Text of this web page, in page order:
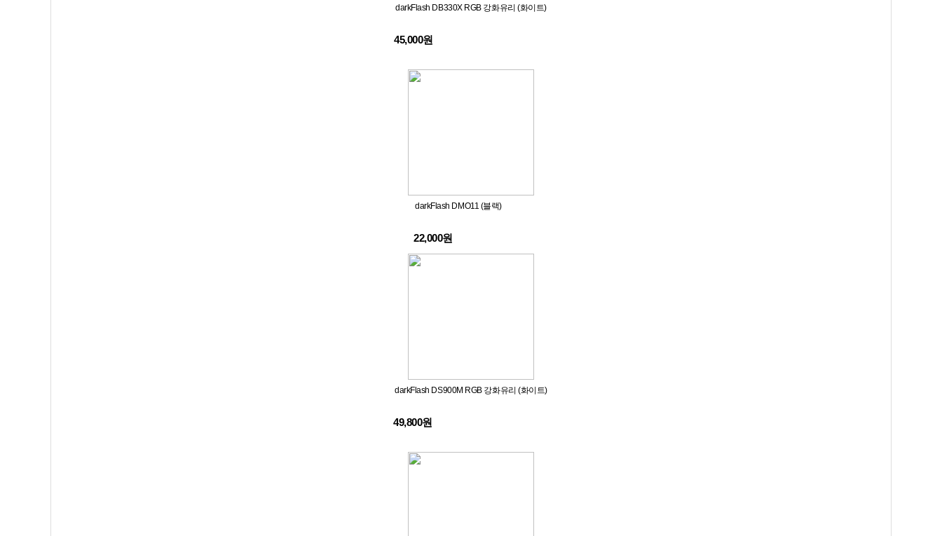
darkFlash DB330X RGB 강화유리 (화이트)
45,000원
darkFlash DMO11 (블랙)
22,000원
darkFlash DS900M RGB 강화유리 (화이트)
49,800원